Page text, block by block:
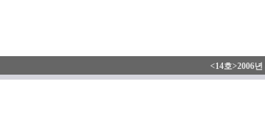
<14호>2006